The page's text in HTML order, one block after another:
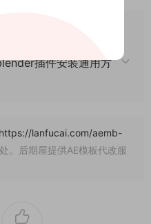
插件安装通用方
https://lanfucai.com/aemb-
。后期屋提供AE模板代改服